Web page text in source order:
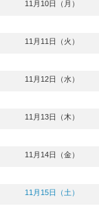
11月10日（月）
11月11日（火）
11月12日（水）
11月13日（木）
11月14日（金）
11月15日（土）